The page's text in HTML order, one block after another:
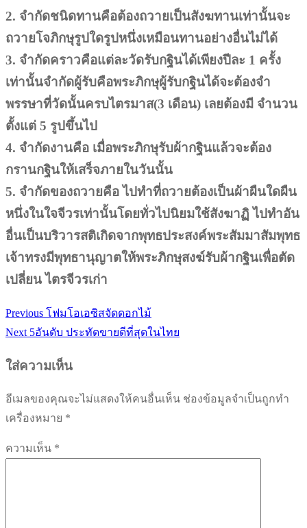
2. จำกัดชนิดทานคือต้องถวายเป็นสังฆทานเท่านั้นจะ
ถวายโจภิกษุรูปใดรูปหนึ่งเหมือนทานอย่างอื่นไม่ได้
3. จำกัดคราวคือแต่ละวัดรับกฐินได้เพียงปีละ 1 ครั้ง
เท่านั้นจำกัดผู้รับคือพระภิกษุผู้รับกฐินได้จะต้องจำ
พรรษาที่วัดนั้นครบไตรมาส(3 เดือน) เลยต้องมี จำนวน
ตั้งแต่ 5 รูปขึ้นไป
4. จำกัดงานคือ เมื่อพระภิกษุรับผ้ากฐินแล้วจะต้อง
กรานกฐินให้เสร็จภายในวันนั้น
5. จำกัดของถวายคือ ไปทำที่ถวายต้องเป็นผ้าผืนใดผืน
หนึ่งในใจจีวรเท่านั้นโดยทั่วไปนิยมใช้สังฆาฏิ ไปทำอัน
อื่นเป็นบริวารสติเกิดจากพุทธประสงค์พระสัมมาสัมพุทธ
เจ้าทรงมีพุทธานุญาตให้พระภิกษุสงฆ์รับผ้ากฐินเพื่อตัด
เปลี่ยน ไตรจีวรเก่า
แนะแนว
Previous Previous
post:
โฟมโอเอซิสจัดดอกไม้
Next Next
5อันดับ ประทัดขายดีที่สุดในไทย
ใส่ความเห็น
อีเมลของคุณจะไม่แสดงให้คนอื่นเห็น ช่องข้อมูลจำเป็นถูกทำ
เครื่องหมาย *
ความเห็น *